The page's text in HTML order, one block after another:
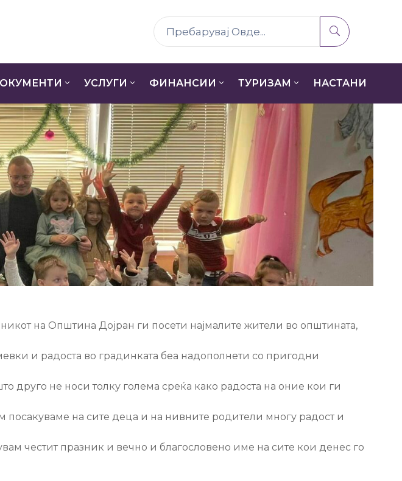
УСЛУГИ ФИНАНСИИ ТУРИЗАМ НАСТАНИ
на Општина Дојран ги посети најмалите жители во општината,
и радоста во градинката беа надополнети со пригодни
друго не носи толку голема среќа како радоста на оние кои ги
посакуваме на сите деца и на нивните родители многу радост и
честит празник и вечно и благословено име на сите кои денес го